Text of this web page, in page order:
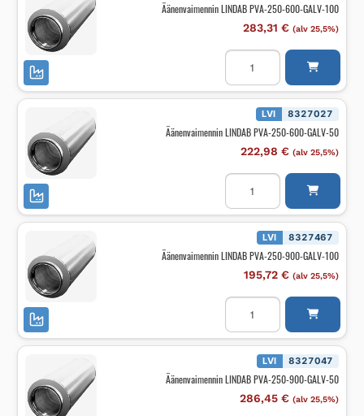
määrä
Äänenvaimennin LINDAB PVA-250-600-GALV-100
283,31 € (alv 25,5%)
Äänenvaimennin
LINDAB
250-
600-
GALV-
määrä
LVI 8327027
Äänenvaimennin LINDAB PVA-250-600-GALV-50
222,98 € (alv 25,5%)
Äänenvaimennin
LINDAB
250-
600-
määrä
LVI 8327467
Äänenvaimennin LINDAB PVA-250-900-GALV-100
195,72 € (alv 25,5%)
Äänenvaimennin
LINDAB
250-
900-
määrä
LVI 8327047
Äänenvaimennin LINDAB PVA-250-900-GALV-50
286,45 € (alv 25,5%)